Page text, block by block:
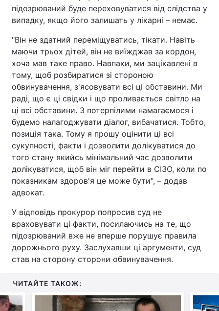
Тема оформлення
підозрюваний буде переховуватися від слідства у
випадку, якщо його залишать у лікарні – немає.
"Він не здатний переміщуватись, тікати. Навіть
маючи трьох дітей, він не виїжджав за кордон,
хоча мав таке право. Навпаки, ми зацікавлені в
тому, щоб розбиратися зі стороною
обвинувачення, з'ясовувати всі ці обставини. Ми
раді, що є ці свідки і що проливається світло на
ці всі обставини. З потерпілими намагаємося і
будемо налагоджувати діалог, вибачатися. Тобто,
позиція така. Тому я прошу оцінити ці всі
сукупності, факти і дозволити долікуватися до
того стану якийсь мінімальний час дозволити
долікуватися, щоб він міг перейти в СІЗО, коли по
показникам здоров'я це може бути", – додав
адвокат.
У відповідь прокурор попросив суд не
враховувати ці факти, посилаючись на те, що
підозрюваний вже не вперше порушує правила
дорожнього руху. Заслухавши ці аргументи, суд
став на сторону сторони обвинувачення.
ЧИТАЙТЕ ТАКОЖ: